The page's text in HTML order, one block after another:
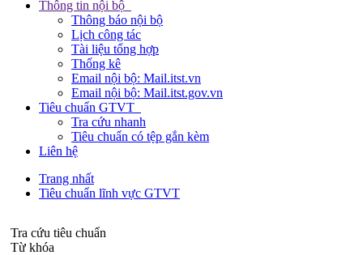
Thông tin nội bộ
Thông báo nội bộ
Lịch công tác
Tài liệu tổng hợp
Thống kê
Email nội bộ: Mail.itst.vn
Email nội bộ: Mail.itst.gov.vn
Tiêu chuẩn GTVT
Tra cứu nhanh
Tiêu chuẩn có tệp gắn kèm
Liên hệ
Trang nhất
Tiêu chuẩn lĩnh vực GTVT
Tra cứu tiêu chuẩn
Từ khóa